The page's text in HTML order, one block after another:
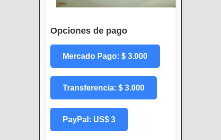
Opciones de pago
Mercado Pago: $ 3.000
Transferencia: $ 3.000
PayPal: US$ 3